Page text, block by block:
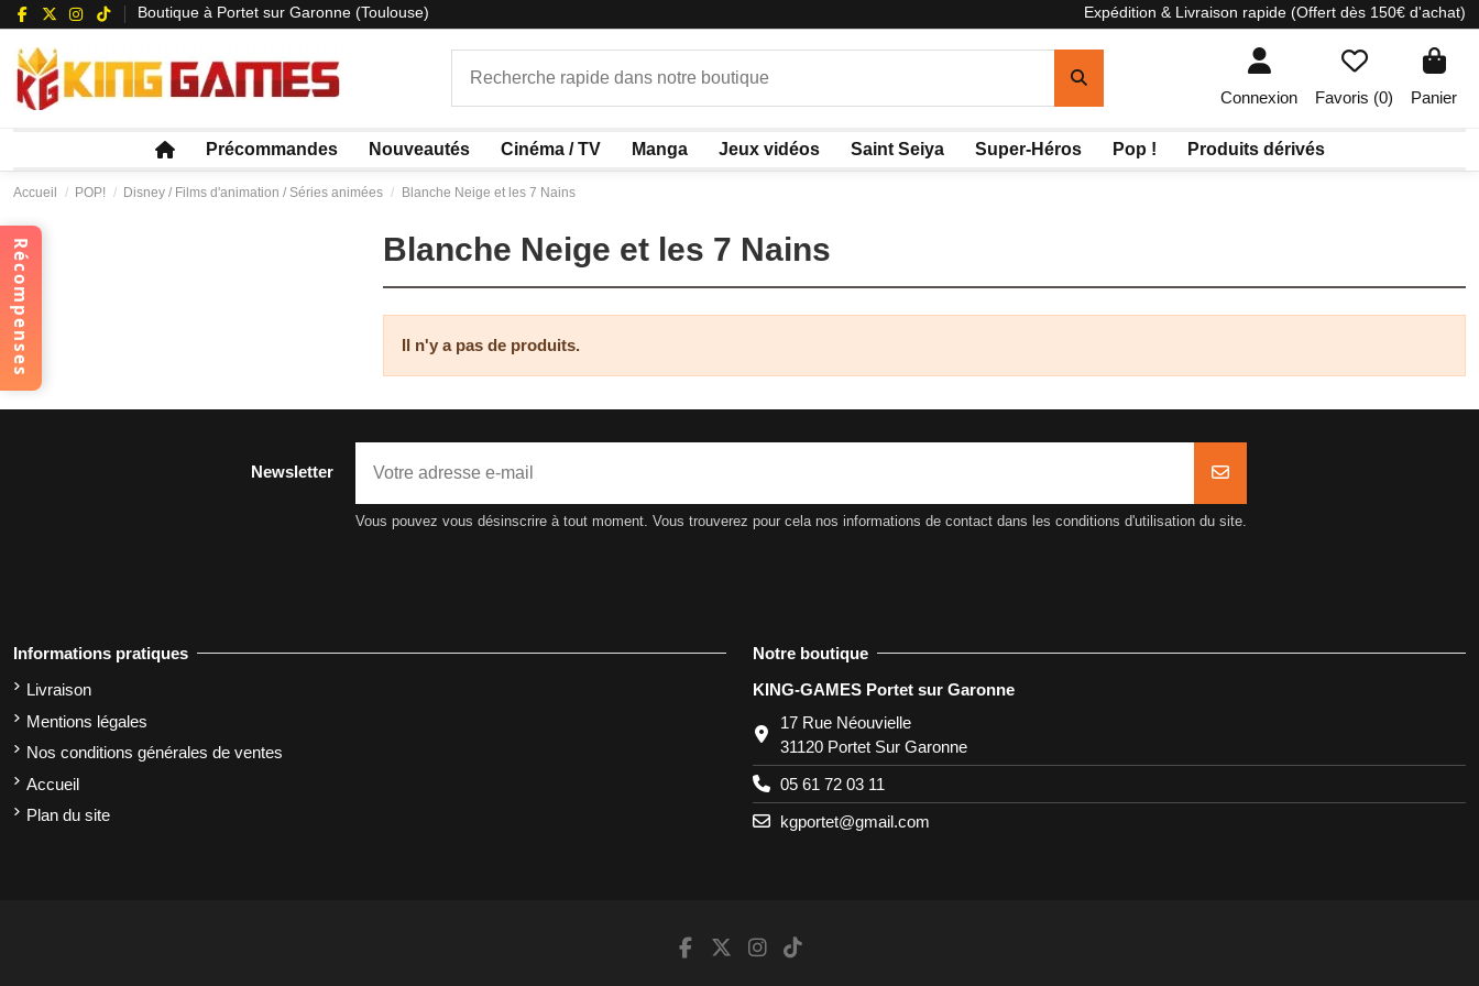
Boutique à Portet sur Garonne (Toulouse) Expédition & Livraison rapide (Offert dès 150€ d'achat)
Connexion Favoris (0) Panier
Précommandes Nouveautés Cinéma / TV Manga Jeux vidéos Saint Seiya Super-Héros Pop ! Produits dérivés
Accueil POP! Disney / Films d'animation / Séries animées Blanche Neige et les 7 Nains
Blanche Neige et les 7 Nains
Il n'y a pas de produits.
Newsletter
Vous pouvez vous désinscrire à tout moment. Vous trouverez pour cela nos informations de contact dans les conditions d'utilisation du site.
Informations pratiques
Livraison
Mentions légales
Nos conditions générales de ventes
Accueil
Plan du site
Notre boutique
KING-GAMES Portet sur Garonne
17 Rue Néouvielle
31120 Portet Sur Garonne
05 61 72 03 11
kgportet@gmail.com
Récompenses